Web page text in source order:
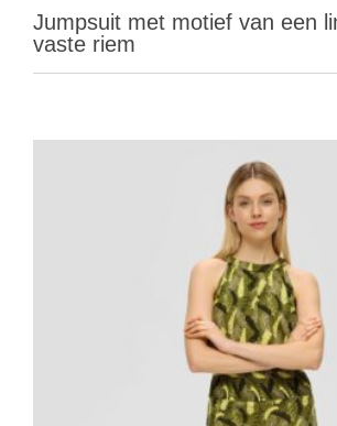
Jumpsuit met motief van een
vaste riem